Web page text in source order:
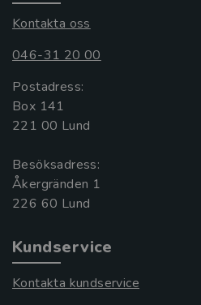
Kontakta oss
046-31 20 00
Postadress:
Box 141
221 00 Lund
Besöksadress:
Åkergränden 1
Kundservice
Kontakta kundservice